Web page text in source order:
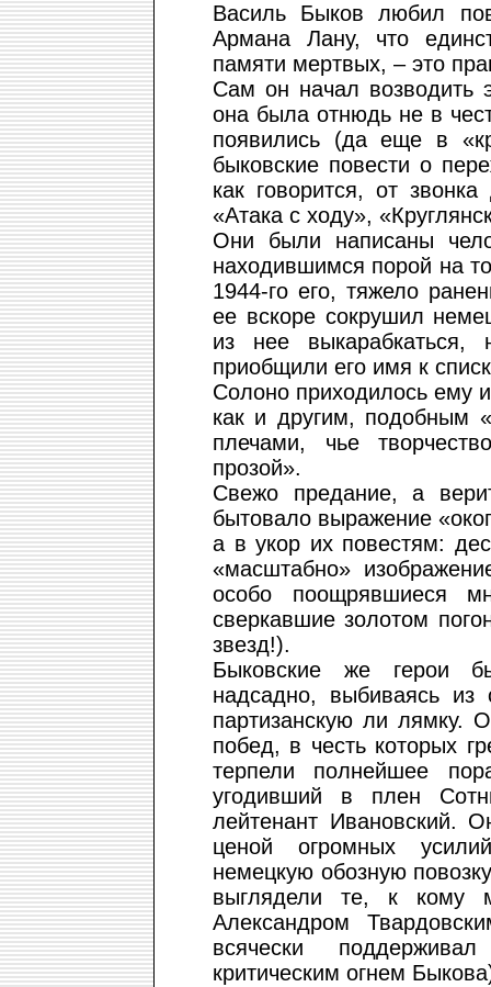
Василь Быков любил
Армана Лану, что
памяти мертвых, – это
Сам он начал возводить
она была отнюдь не в
появились (да еще в
быковские повести о
как говорится, от
«Атака с ходу»,
Они были написаны
находившимся порой на
1944-го его, тяжело
ее вскоре сокрушил
из нее
приобщили его имя к
Солоно приходилось ему
как и другим, подобным
плечами, чье
прозой».
Свежо предание, а
бытовало выражение
а в укор их повестям:
«масштабно»
особо поощрявшиеся
сверкавшие золотом
звезд!).
Быковские же герои
надсадно, выбиваясь
партизанскую ли лямку.
побед, в честь которых
терпели полнейшее
угодивший в плен
лейтенант Ивановский.
ценой огромных
немецкую обозную
выглядели те, к кому
Александром
всячески
критическим огнем